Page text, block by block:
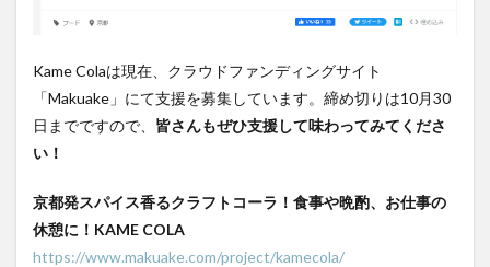
Kame Colaは現在、クラウドファンディングサイト
「Makuake」にて支援を募集しています。締め切りは10月30
日までですので、 皆さんもぜひ支援して味わってみてくださ
い！
京都発スパイス香るクラフトコーラ！食事や晩酌、お仕事の
休憩に！KAME COLA
https://www.makuake.com/project/kamecola/